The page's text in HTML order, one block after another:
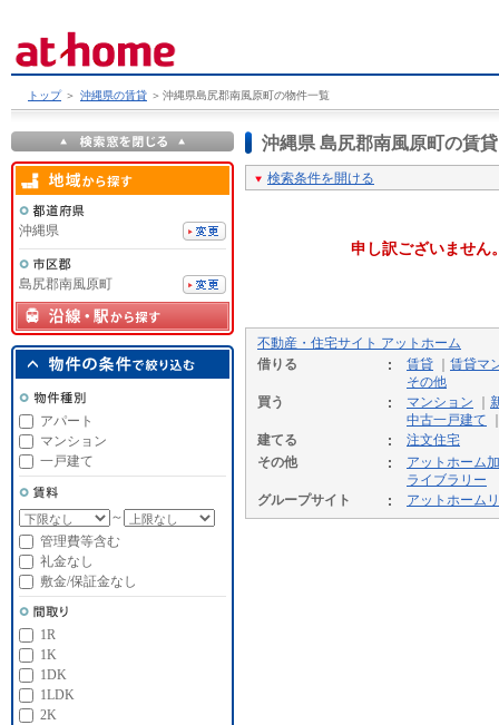
トップ ＞ 沖縄県の賃貸 ＞ 沖縄県島尻郡南風原町の物件一覧
沖縄県 島尻郡南風原町の賃
検索条件を開ける
申し訳ございません
不動産・住宅サイト アットホーム
借りる
賃貸
賃貸マ
その他
買う
マンション
中古一戸建て
建てる
注文住宅
その他
アットホーム
ライブラリー
グループサイト
アットホーム
沖縄県
島尻郡南風原町
アパート
マンション
一戸建て
～
管理費等含む
礼金なし
敷金/保証金なし
1R
1K
1DK
1LDK
2K